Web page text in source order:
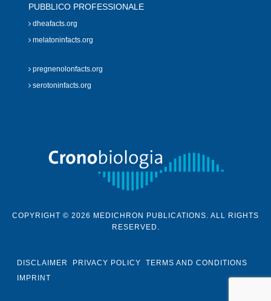
PUBBLICO PROFESSIONALE
dheafacts.org
melatoninfacts.org
pregnenolonfacts.org
serotoninfacts.org
COPYRIGHT © 2026 MEDICHRON PUBLICATIONS. ALL RIGHTS
RESERVED.
DISCLAIMER PRIVACY POLICY
TERMS AND CONDITIONS
IMPRINT